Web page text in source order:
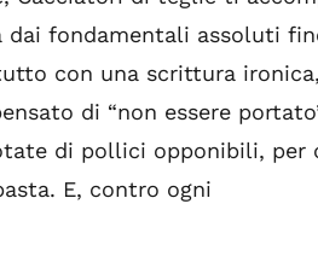
dai fondamentali assoluti
con una scrittura
di “non essere
di pollici opponibili,
E, contro ogni